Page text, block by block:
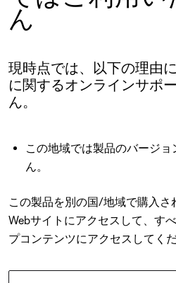
ん
現時点では、以下の理由
に関するオンラインサポ
ん。
この地域では製品のバージ
ん。
この製品を別の国/地域で購入さ
Webサイトにアクセスして、す
プコンテンツにアクセスしてくだ